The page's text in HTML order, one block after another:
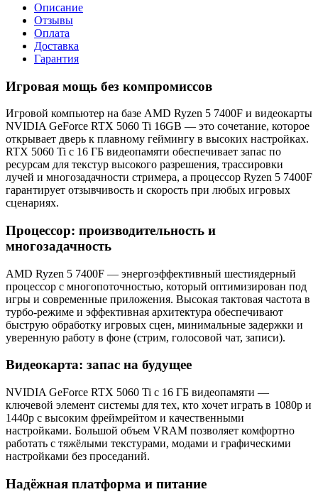
Описание
Отзывы
Оплата
Доставка
Гарантия
Игровая мощь без компромиссов
Игровой компьютер на базе AMD Ryzen 5 7400F и видеокарты
NVIDIA GeForce RTX 5060 Ti 16GB — это сочетание, которое
открывает дверь к плавному геймингу в высоких настройках.
RTX 5060 Ti с 16 ГБ видеопамяти обеспечивает запас по
ресурсам для текстур высокого разрешения, трассировки
лучей и многозадачности стримера, а процессор Ryzen 5 7400F
гарантирует отзывчивость и скорость при любых игровых
сценариях.
Процессор: производительность и
многозадачность
AMD Ryzen 5 7400F — энергоэффективный шестиядерный
процессор с многопоточностью, который оптимизирован под
игры и современные приложения. Высокая тактовая частота в
турбо-режиме и эффективная архитектура обеспечивают
быструю обработку игровых сцен, минимальные задержки и
уверенную работу в фоне (стрим, голосовой чат, записи).
Видеокарта: запас на будущее
NVIDIA GeForce RTX 5060 Ti с 16 ГБ видеопамяти —
ключевой элемент системы для тех, кто хочет играть в 1080p и
1440p с высоким фреймрейтом и качественными
настройками. Большой объем VRAM позволяет комфортно
работать с тяжёлыми текстурами, модами и графическими
настройками без проседаний.
Надёжная платформа и питание